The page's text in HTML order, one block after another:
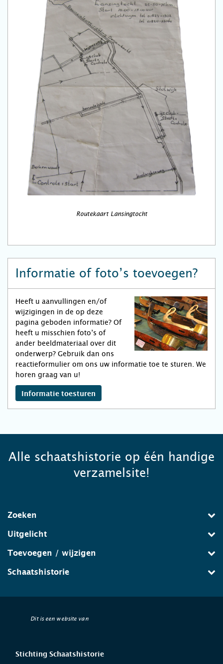
Routekaart Lansingtocht
Informatie of foto’s toevoegen?
Heeft u aanvullingen en/of
wijzigingen in de op deze
pagina geboden informatie? Of
heeft u misschien foto’s of
ander beeldmateriaal over dit
onderwerp? Gebruik dan ons
reactieformulier om ons uw informatie toe te sturen. We
horen graag van u!
Informatie toesturen
Alle schaatshistorie op één handige
verzamelsite!
Zoeken
Uitgelicht
Toevoegen / wijzigen
Schaatshistorie
Dit is een website van
Stichting Schaatshistorie